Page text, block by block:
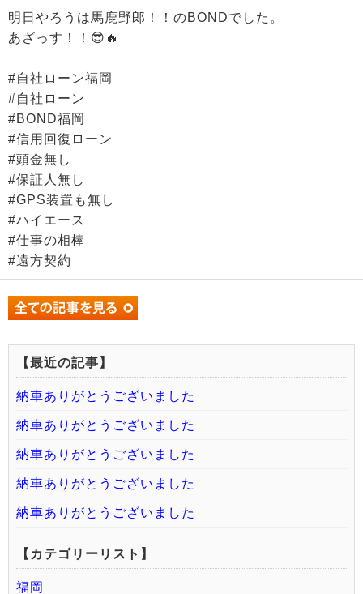
明日やろうは馬鹿野郎！！のBONDでした。
あざっす！！😎🔥
#自社ローン福岡
#自社ローン
#BOND福岡
#信用回復ローン
#頭金無し
#保証人無し
#GPS装置も無し
#ハイエース
#仕事の相棒
#遠方契約
【最近の記事】
納車ありがとうございました
納車ありがとうございました
納車ありがとうございました
納車ありがとうございました
納車ありがとうございました
【カテゴリーリスト】
福岡